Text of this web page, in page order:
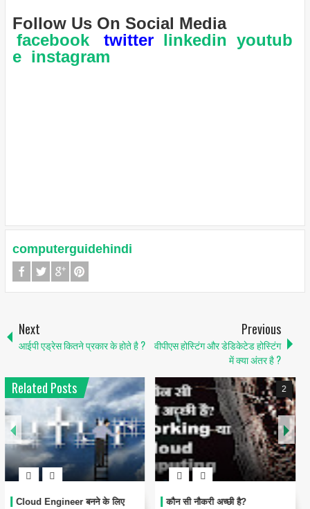
Follow Us On Social Media
facebook
twitter linkedin youtub
e instagram
computerguidehindi
Next
आईपी एड्रेस कितने प्रकार के होते है ?
Previous
वीपीएस होस्टिंग और डेडिकेटेड होस्टिंग
में क्या अंतर है ?
Related Posts
Cloud Engineer बनने के लिए
2
कौन सी नौकरी अच्छी है?